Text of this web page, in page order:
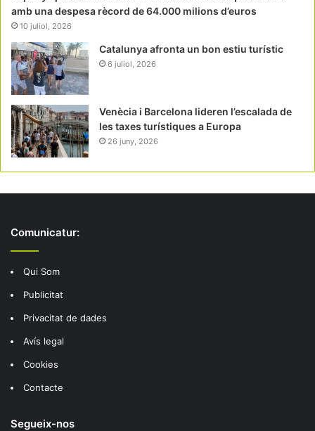
amb una despesa rècord de 64.000 milions d’euros
10 juliol, 2026
Catalunya afronta un bon estiu turístic
6 juliol, 2026
Venècia i Barcelona lideren l’escalada de
les taxes turístiques a Europa
26 juny, 2026
Comunicatur:
Qui Som
Publicitat
Privacitat de dades
Avís legal
Cookies
Contacte
Segueix-nos